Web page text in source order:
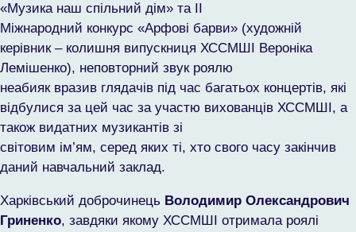
«Музика наш спільний дім» та ІІ
Міжнародний конкурс «Арфові барви» (художній
керівник – колишня випускниця ХССМШІ Вероніка
Лемішенко), неповторний звук роялю
неабияк вразив глядачів під час багатьох концертів, які
відбулися за цей час за участю вихованців ХССМШІ, а
також видатних музикантів зі
світовим ім’ям, серед яких ті, хто свого часу закінчив
даний навчальний заклад.
Харківський доброчинець Володимир Олександрович
Гриненко, завдяки якому ХССМШІ отримала роялі